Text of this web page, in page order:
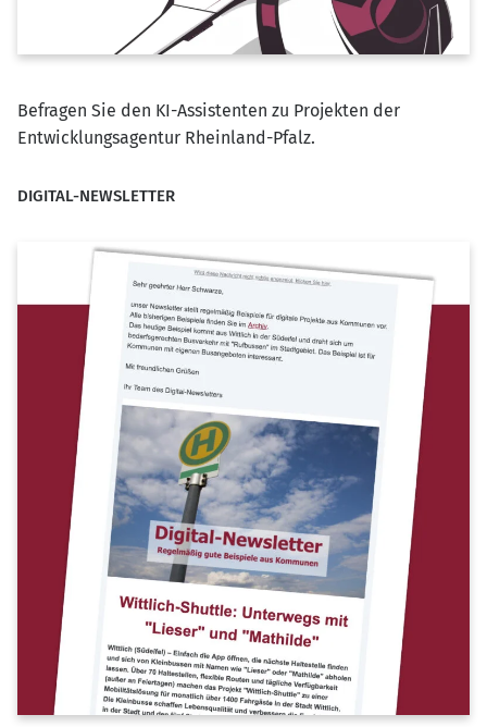
Befragen Sie den KI-Assistenten zu Projekten der
Entwicklungsagentur Rheinland-Pfalz.
DIGITAL-NEWSLETTER